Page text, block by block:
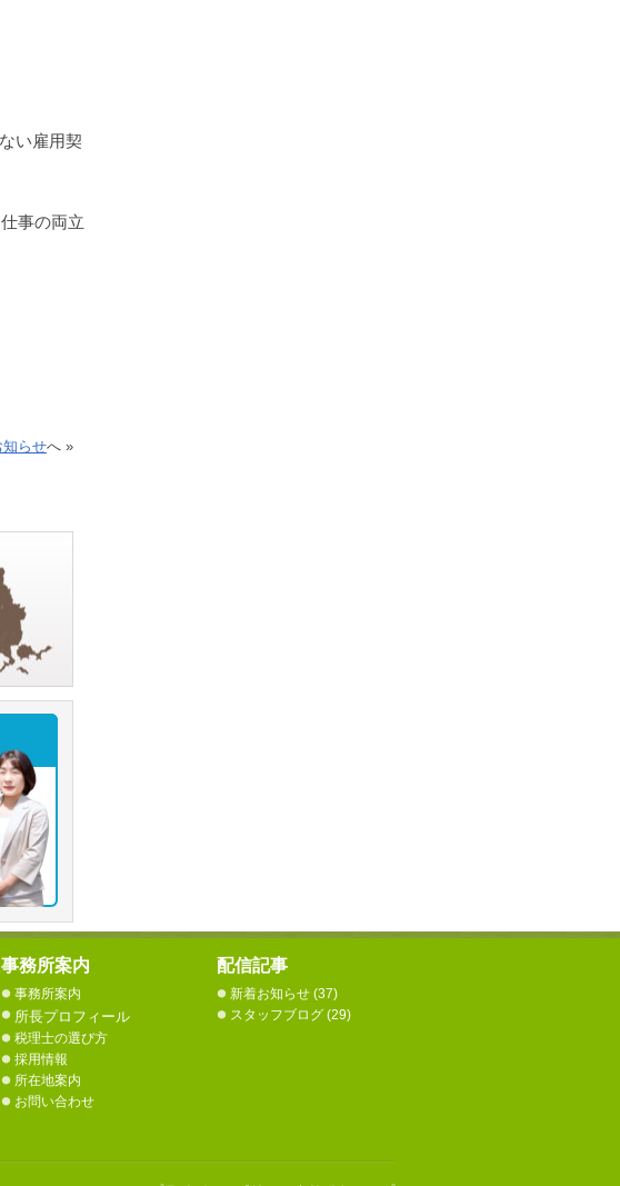
い雇用契
事の両立
知らせへ »
事務所案内
事務所案内
所長プロフィール
税理士の選び方
採用情報
所在地案内
お問い合わせ
配信記事
新着お知らせ(37)
スタッフブログ(29)